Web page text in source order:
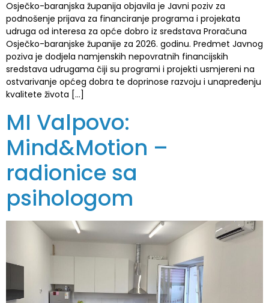
Osječko-baranjska županija objavila je Javni poziv za
podnošenje prijava za financiranje programa i projekata
udruga od interesa za opće dobro iz sredstava Proračuna
Osječko-baranjske županije za 2026. godinu. Predmet Javnog
poziva je dodjela namjenskih nepovratnih financijskih
sredstava udrugama čiji su programi i projekti usmjereni na
ostvarivanje općeg dobra te doprinose razvoju i unapređenju
kvalitete života […]
MI Valpovo:
Mind&Motion –
radionice sa
psihologom